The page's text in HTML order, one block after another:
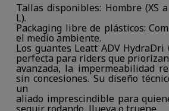
Tallas disponibles: Hombre (XS
L).
Packaging libre de plásticos:
el medio ambiente.
Los guantes Leatt ADV HydraDri
perfecta para riders que
avanzada, la impermeabilidad
sin concesiones. Su diseño
un
aliado imprescindible para